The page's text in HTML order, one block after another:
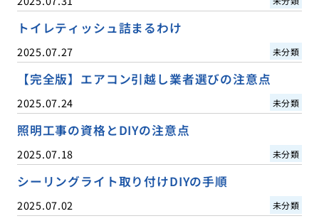
トイレティッシュ詰まるわけ
2025.07.27 未分類
【完全版】エアコン引越し業者選びの注意点
2025.07.24 未分類
照明工事の資格とDIYの注意点
2025.07.18 未分類
シーリングライト取り付けDIYの手順
2025.07.02 未分類